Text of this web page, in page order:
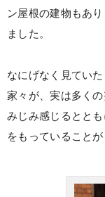
ン屋根の建物もあり
ました。
なにげなく見ていた
家々が、実は多く
みじみ感じるとと
をもっていること